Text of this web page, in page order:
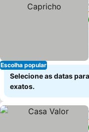
Escolha popular
Selecione as datas
exatos.